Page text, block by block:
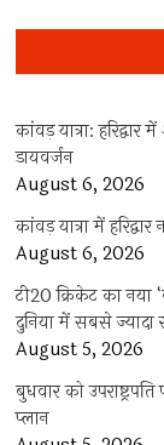
कांवड़ यात्रा:
डायवर्जन
August 6, 2026
कांवड़ यात्रा में
August 6, 2026
टी20 क्रिकेट का नया
दुनिया में सबसे
August 5, 2026
बुधवार को
प्‍लान